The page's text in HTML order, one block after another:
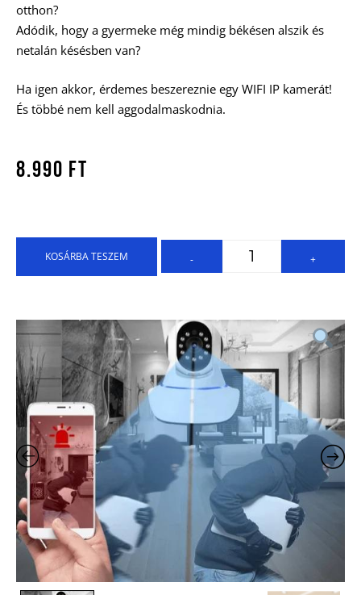
otthon?
Adódik, hogy a gyermeke még mindig békésen alszik és
netalán késésben van?
Ha igen akkor, érdemes beszereznie egy WIFI IP kamerát!
És többé nem kell aggodalmaskodnia.
8.990 Ft
- +
KOSÁRBA TESZEM